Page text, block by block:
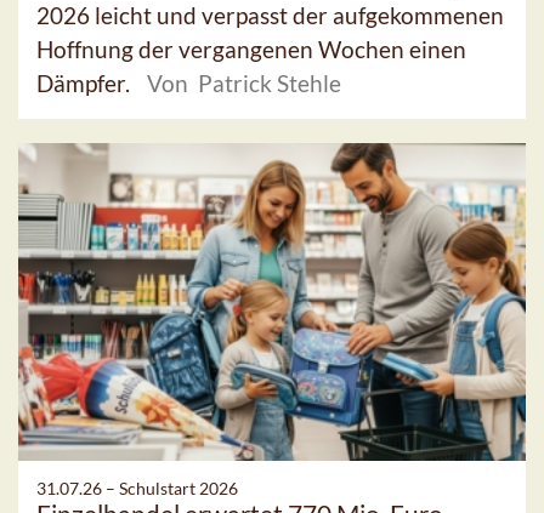
2026 leicht und verpasst der aufgekommenen
Hoffnung der vergangenen Wochen einen
Dämpfer.
Von Patrick Stehle
31.07.26 – Schulstart 2026